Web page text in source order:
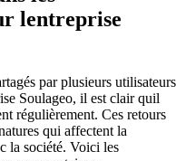
lentreprise
par plusieurs utilisateurs
Soulageo, il est clair quil
régulièrement. Ces retours
qui affectent la
la société. Voici les